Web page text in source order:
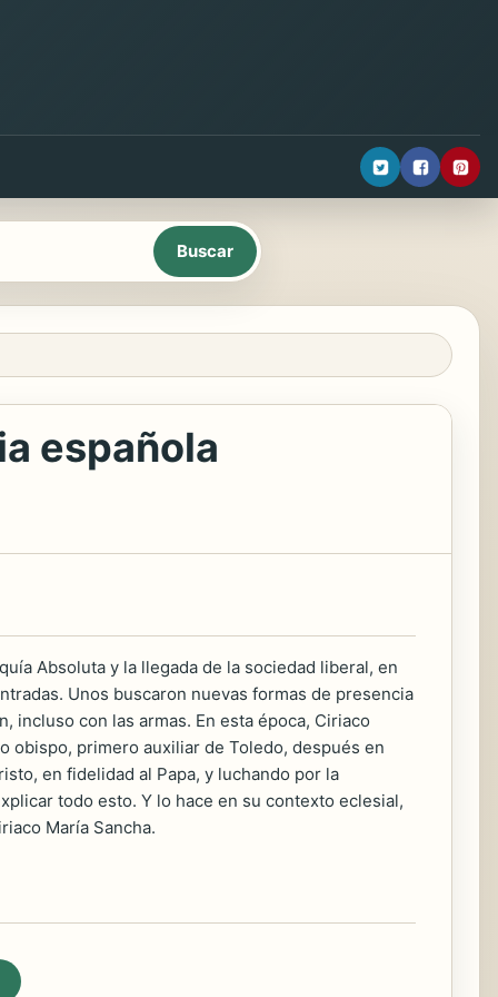
española
Absoluta y la llegada de la sociedad liberal, en
Unos buscaron nuevas formas de presencia
incluso con las armas. En esta época, Ciriaco
obispo, primero auxiliar de Toledo, después en
en fidelidad al Papa, y luchando por la
todo esto. Y lo hace en su contexto eclesial,
María Sancha.